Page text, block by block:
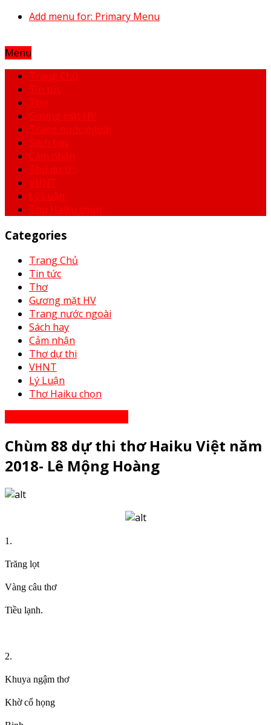
Add menu for: Primary Menu
Menu
Trang Chủ
Tin tức
Thơ
Gương mặt HV
Trang nước ngoài
Sách hay
Cảm nhận
Thơ dự thi
VHNT
Lý Luận
Thơ Haiku chọn
Categories
Trang Chủ
Tin tức
Thơ
Gương mặt HV
Trang nước ngoài
Sách hay
Cảm nhận
Thơ dự thi
VHNT
Lý Luận
Thơ Haiku chọn
Chùm 88 dự thi thơ Haiku Việt năm
2018- Lê Mộng Hoàng
1.
Trăng lọt
Vàng câu thơ
Tiều lạnh.
2.
Khuya ngậm thơ
Khờ cổ họng